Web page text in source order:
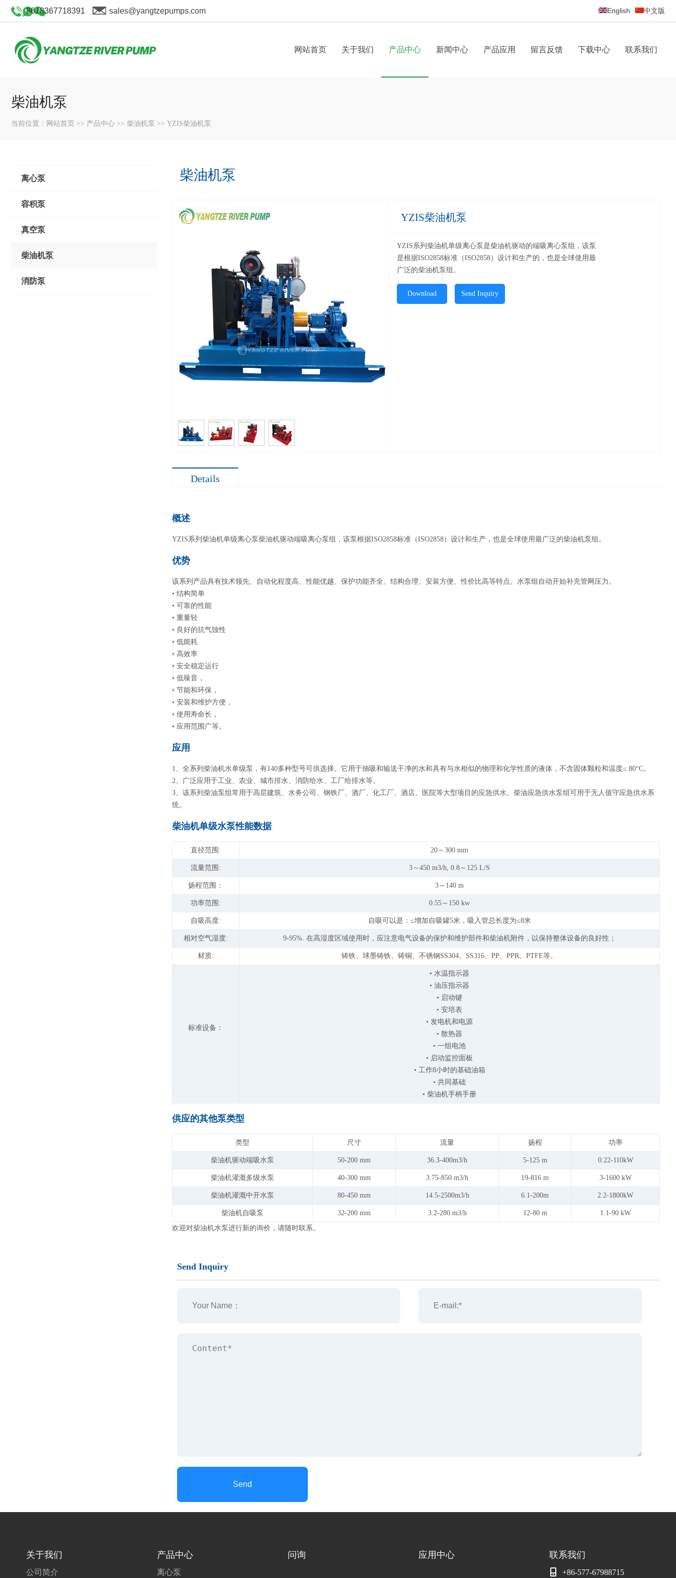
8618367718391 sales@yangtzepumps.com English 中文版
网站首页 关于我们 产品中心 新闻中心 产品应用 留言反馈 下载中心 联系我们
柴油机泵
当前位置： 网站首页 >> 产品中心 >> 柴油机泵 >> YZIS柴油机泵
离心泵
容积泵
真空泵
柴油机泵
消防泵
柴油机泵
YZIS柴油机泵
YZIS系列柴油机单级离心泵是柴油机驱动的端吸离心泵组，该泵
是根据ISO2858标准（ISO2858）设计和生产的，也是全球使用最
广泛的柴油机泵组。
Download Send Inquiry
Details
概述
YZIS系列柴油机单级离心泵柴油机驱动端吸离心泵组，该泵根据ISO2858标准（ISO2858）设计和生产，也是全球使用最广泛的柴油机泵组。
优势
该系列产品具有技术领先、自动化程度高、性能优越、保护功能齐全、结构合理、安装方便、性价比高等特点。水泵组自动开始补充管网压力。
• 结构简单
• 可靠的性能
• 重量轻
• 良好的抗气蚀性
• 低能耗
• 高效率
• 安全稳定运行
• 低噪音，
• 节能和环保，
• 安装和维护方便，
• 使用寿命长，
• 应用范围广等。
应用
1、全系列柴油机水单级泵，有140多种型号可供选择。它用于抽吸和输送干净的水和具有与水相似的物理和化学性质的液体，不含固体颗粒和温度≤ 80°C。
2、广泛应用于工业、农业、城市排水、消防给水、工厂给排水等。
3、该系列柴油泵组常用于高层建筑、水务公司、钢铁厂、酒厂、化工厂、酒店、医院等大型项目的应急供水。柴油应急供水泵组可用于无人值守应急供水系
统。
柴油机单级水泵性能数据
直径范围: 20～300 mm
流量范围: 3～450 m3/h, 0.8～125 L/S
扬程范围： 3～140 m
功率范围: 0.55～150 kw
自吸高度: 自吸可以是：≤增加自吸罐5米，吸入管总长度为≤8米
相对空气湿度: 9-95%. 在高湿度区域使用时，应注意电气设备的保护和维护部件和柴油机附件，以保持整体设备的良好性；
材质: 铸铁、球墨铸铁、铸铜、不锈钢SS304、SS316、PP、PPR、PTFE等。
标准设备：
• 水温指示器
• 油压指示器
• 启动键
• 安培表
• 发电机和电源
• 散热器
• 一组电池
• 启动监控面板
• 工作8小时的基础油箱
• 共同基础
• 柴油机手柄手册
供应的其他泵类型
类型 尺寸 流量 扬程 功率
柴油机驱动端吸水泵 50-200 mm 36.3-400m3/h 5-125 m 0.22-110kW
柴油机灌溉多级水泵 40-300 mm 3.75-850 m3/h 19-816 m 3-1600 kW
柴油机灌溉中开水泵 80-450 mm 14.5-2500m3/h 6.1-200m 2.2-1800kW
柴油机自吸泵 32-200 mm 3.2-280 m3/h 12-80 m
1.1-90 kW
欢迎对柴油机水泵进行新的询价，请随时联系。
Send Inquiry
Send
关于我们
公司简介
产品中心
离心泵
问询 应用中心 联系我们
+86-577-67988715